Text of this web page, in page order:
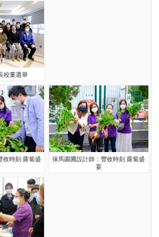
校董選舉
收時刻 蘿蔔盛
保馬園圃設計師：豐收時刻 蘿蔔盛
宴